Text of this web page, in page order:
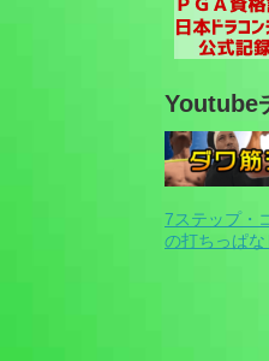
Youtube
7ステップ・
の打ちっぱ